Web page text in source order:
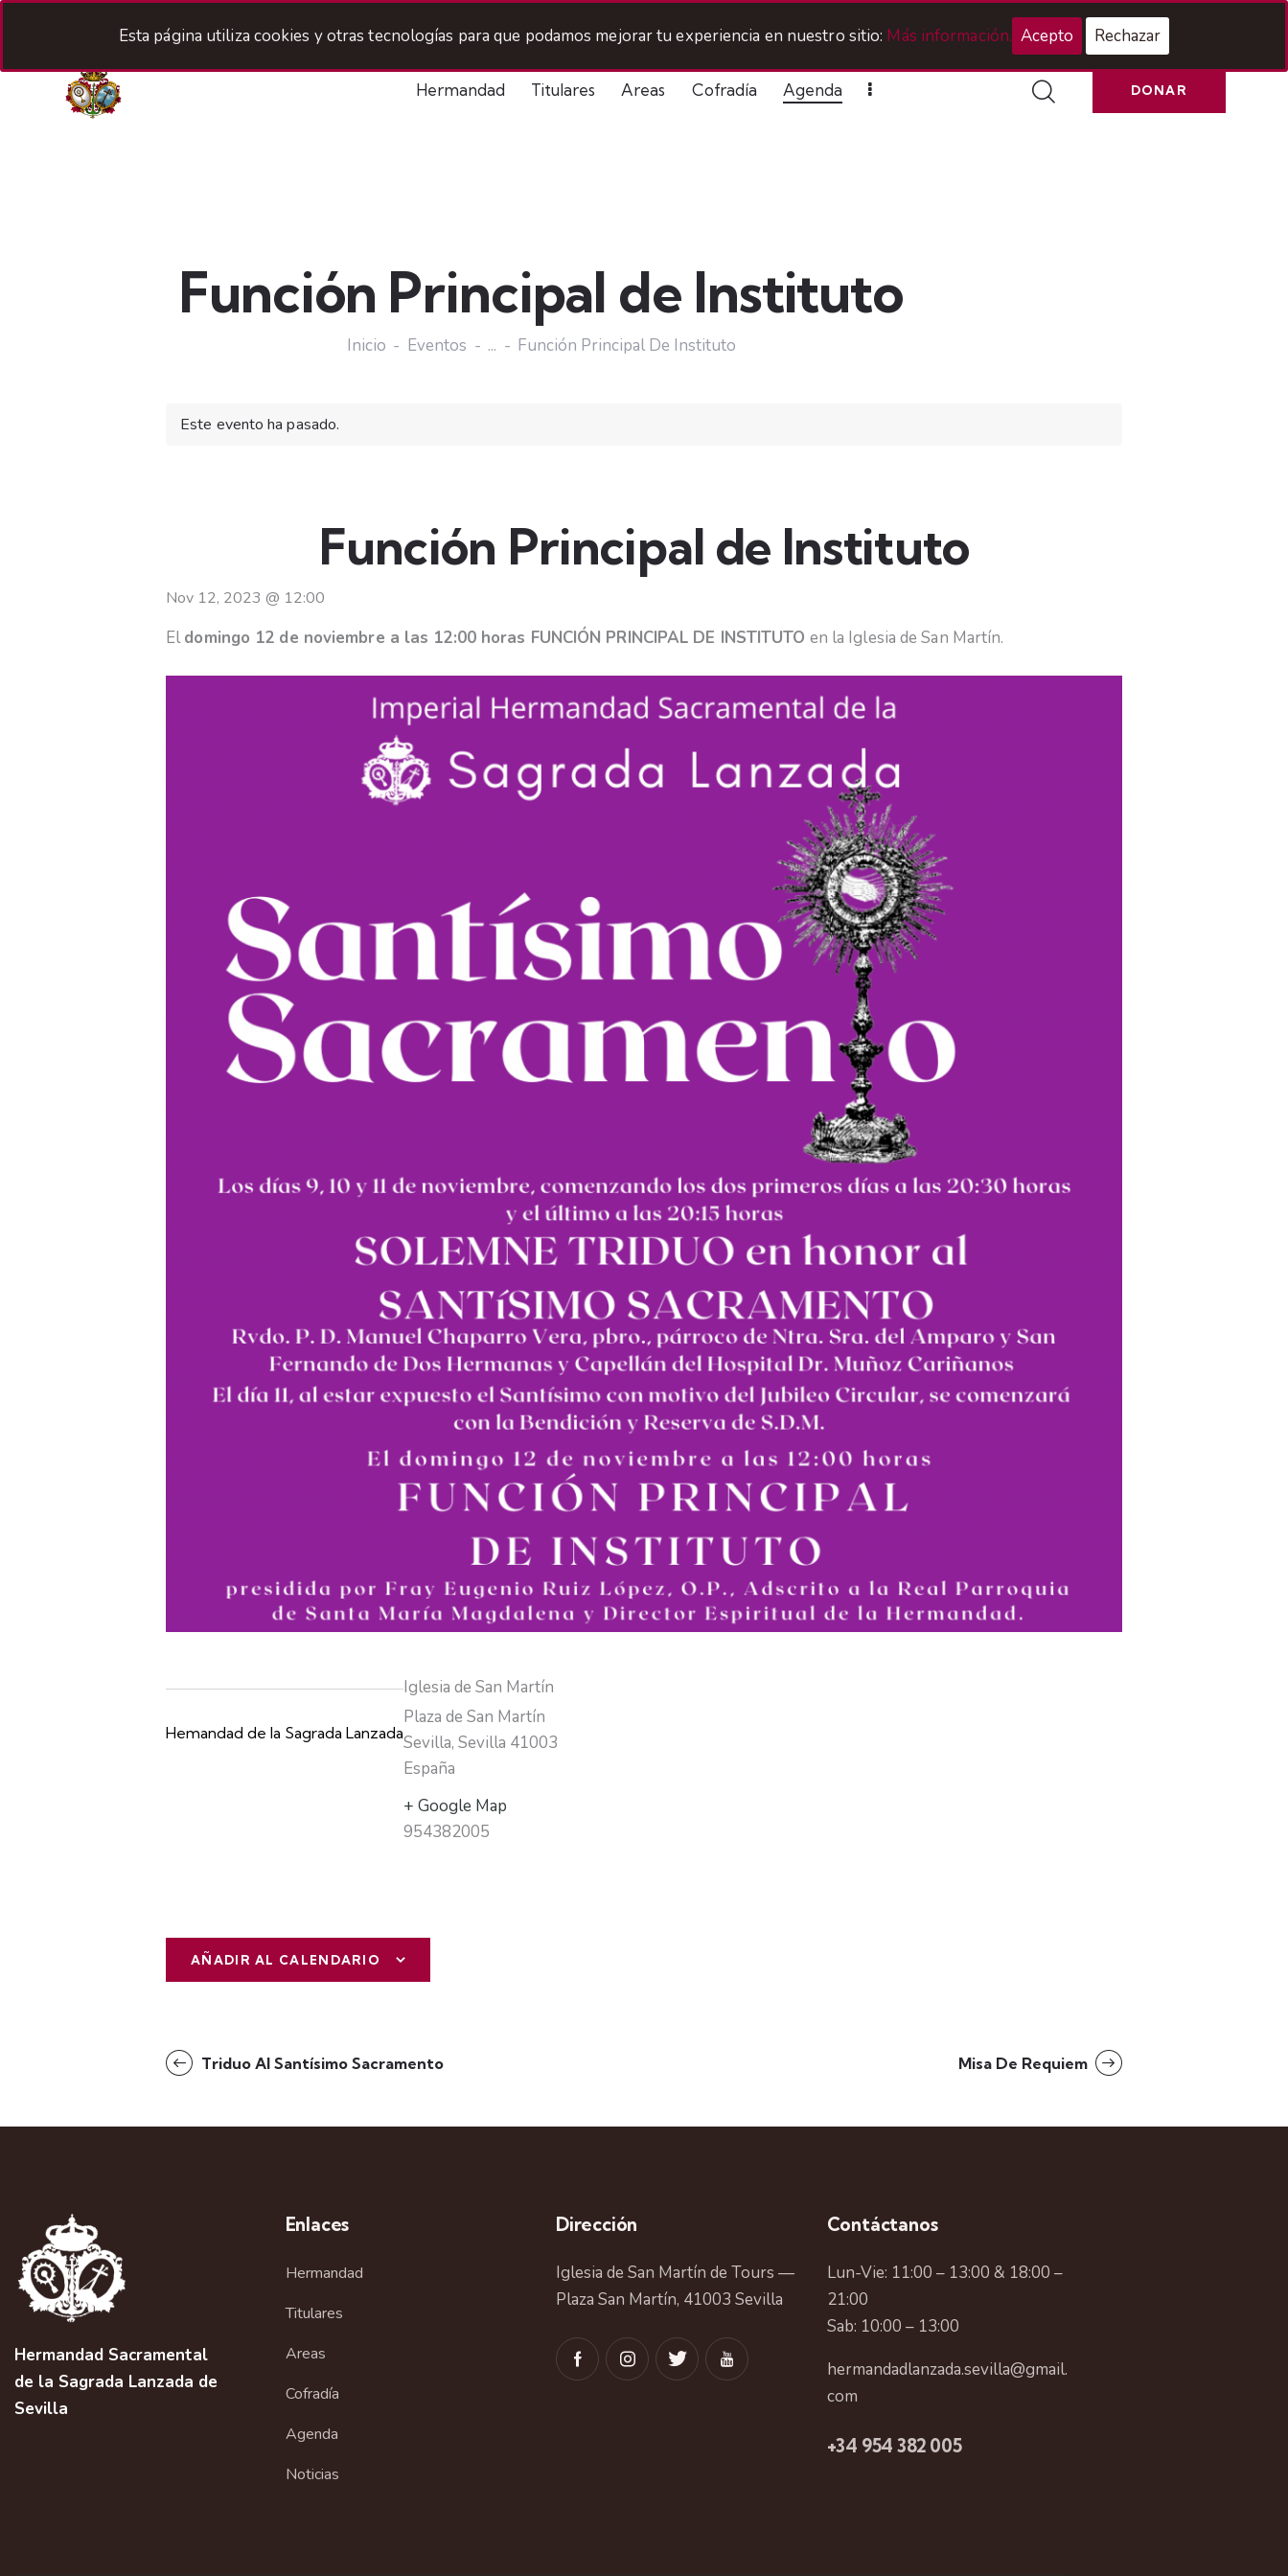
Acceso Hermanos
Hermandad Titulares Areas Cofradía Agenda DONAR
Función Principal de Instituto
Inicio Eventos ... Función Principal De Instituto
Este evento ha pasado.
Función Principal de Instituto
Nov 12, 2023 @ 12:00
Eldomingo 12 de noviembre a las 12:00 horas FUNCIÓN PRINCIPAL DE INSTITUTO en la Iglesia de San Martín.
Hemandad de la Sagrada Lanzada
Iglesia de San Martín
Plaza de San Martín
Sevilla, Sevilla 41003
España
+ Google Map
954382005
AÑADIR AL CALENDARIO
N
v
ó
n
Triduo Al Santísimo Sacramento Misa De Requiem
Hermandad Sacramental
de la Sagrada Lanzada de
Sevilla
Enlaces
Hermandad
Titulares
Areas
Cofradía
Agenda
Noticias
Dirección
Iglesia de San Martín de Tours —
Plaza San Martín, 41003 Sevilla
Contáctanos
Lun-Vie: 11:00 – 13:00 & 18:00 –
21:00
Sab: 10:00 – 13:00
hermandadlanzada.sevilla@gmail.
com
+34 954 382 005
Esta página utiliza cookies y otras tecnologías para que podamos mejorar tu experiencia en nuestro sitio: Más información. Acepto Rechazar